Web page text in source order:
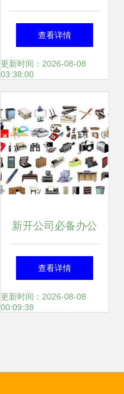
力彩色回形针-办公
文具的灵气点缀
查看详情
更新时间：2026-08-08
03:38:00
新开公司必备办公
用品全攻略 从基础
到高效运营的配置
查看详情
更新时间：2026-08-08
00:09:38